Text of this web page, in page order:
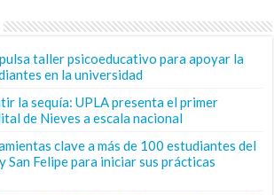
taller psicoeducativo para apoyar la
en la universidad
la sequía: UPLA presenta el primer
de Nieves a escala nacional
clave a más de 100 estudiantes del
San Felipe para iniciar sus prácticas